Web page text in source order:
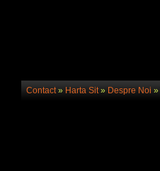
Contact» Harta Sit» Despre Noi »